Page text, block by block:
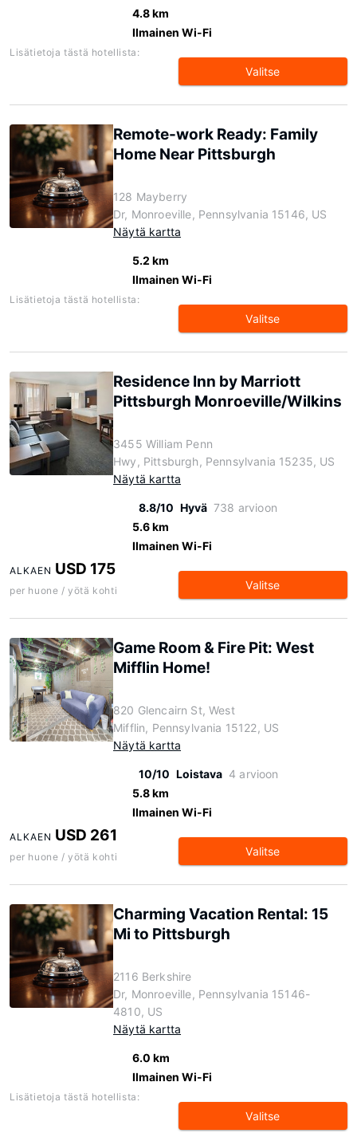
4.8 km
Ilmainen Wi-Fi
Lisätietoja tästä hotellista:
Valitse
Remote-work Ready: Family
Home Near Pittsburgh
128 Mayberry
Dr, Monroeville, Pennsylvania 15146, US
Näytä kartta
5.2 km
Ilmainen Wi-Fi
Lisätietoja tästä hotellista:
Valitse
Residence Inn by Marriott
Pittsburgh Monroeville/Wilkins
3455 William Penn
Hwy, Pittsburgh, Pennsylvania 15235, US
Näytä kartta
8.8/10 Hyvä 738 arvioon
5.6 km
Ilmainen Wi-Fi
ALKAEN USD 175
per huone / yötä kohti Valitse
Game Room & Fire Pit: West
Mifflin Home!
820 Glencairn St, West
Mifflin, Pennsylvania 15122, US
Näytä kartta
10/10 Loistava 4 arvioon
5.8 km
Ilmainen Wi-Fi
ALKAEN USD 261
per huone / yötä kohti Valitse
Charming Vacation Rental: 15
Mi to Pittsburgh
2116 Berkshire
Dr, Monroeville, Pennsylvania 15146-
4810, US
Näytä kartta
6.0 km
Ilmainen Wi-Fi
Lisätietoja tästä hotellista:
Valitse